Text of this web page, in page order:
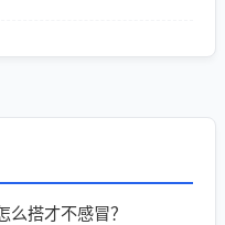
搭才不感冒？